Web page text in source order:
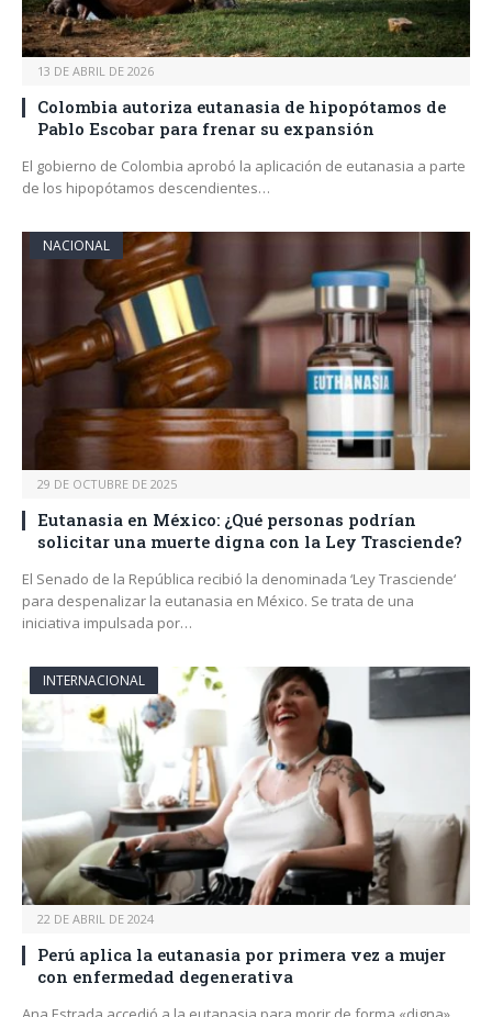
13 DE ABRIL DE 2026
Colombia autoriza eutanasia de hipopótamos de
Pablo Escobar para frenar su expansión
El gobierno de Colombia aprobó la aplicación de eutanasia a parte
de los hipopótamos descendientes…
NACIONAL
29 DE OCTUBRE DE 2025
Eutanasia en México: ¿Qué personas podrían
solicitar una muerte digna con la Ley Trasciende?
El Senado de la República recibió la denominada ‘Ley Trasciende‘
para despenalizar la eutanasia en México. Se trata de una
iniciativa impulsada por…
INTERNACIONAL
22 DE ABRIL DE 2024
Perú aplica la eutanasia por primera vez a mujer
con enfermedad degenerativa